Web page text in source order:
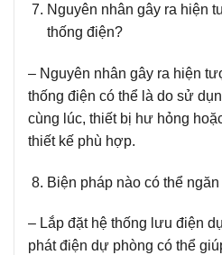
Nguyên nhân gây ra hiện
thống điện?
– Nguyên nhân gây ra hiện
thống điện có thể là do sử
cùng lúc, thiết bị hư hỏng
thiết kế phù hợp.
Biện pháp nào có thể
– Lắp đặt hệ thống lưu điện
phát điện dự phòng có thể